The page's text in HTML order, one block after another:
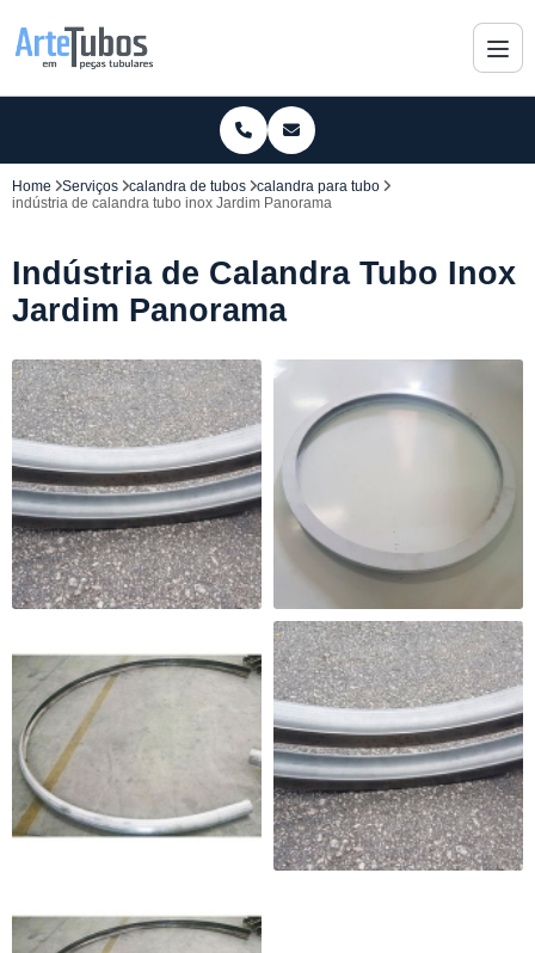
Home Serviços calandra de tubos
calandra para tubo
indústria de calandra tubo inox Jardim Panorama
Indústria de Calandra Tubo Inox
Jardim Panorama